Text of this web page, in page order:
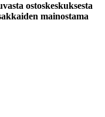
ostoskeskuksesta
mainostama